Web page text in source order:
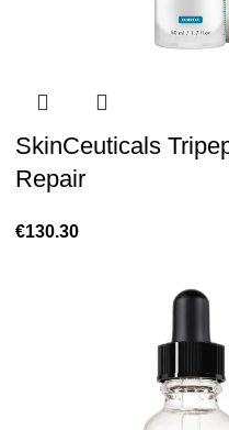
SkinCeuticals
Repair
€130.30